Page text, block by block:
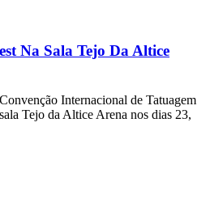
Na Sala Tejo Da Altice
Internacional de Tatuagem
Tejo da Altice Arena nos dias 23,